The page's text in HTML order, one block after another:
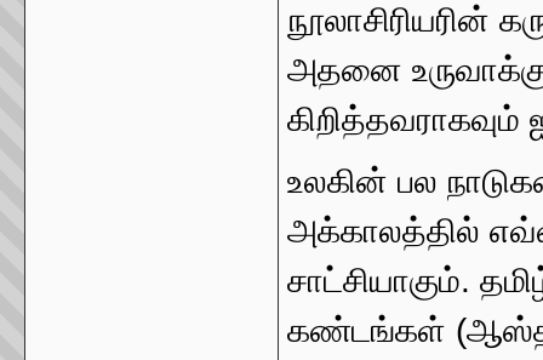
நூலாசிரியரின்
அதனை
கிறித்தவராகவும்
உலகின் பல
அக்காலத்தில்
சாட்சியாகும்.
கண்டங்கள்